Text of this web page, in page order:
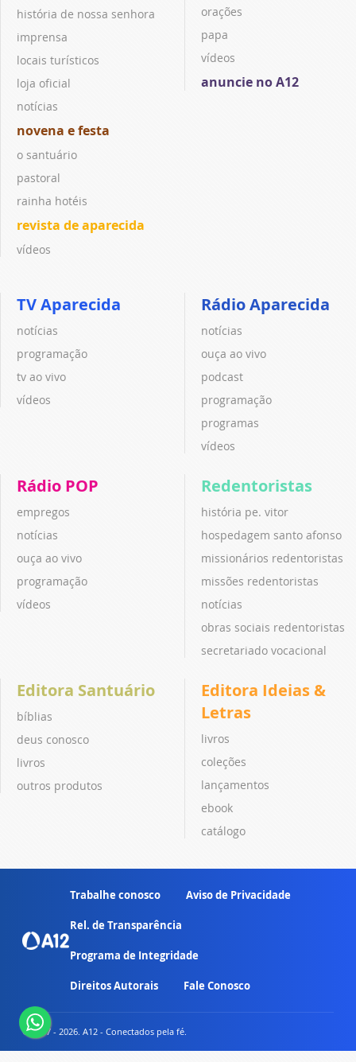
história de nossa senhora
imprensa
locais turísticos
loja oficial
notícias
novena e festa
o santuário
pastoral
rainha hotéis
revista de aparecida
vídeos
orações
papa
vídeos
anuncie no A12
TV Aparecida
notícias
programação
tv ao vivo
vídeos
Rádio Aparecida
notícias
ouça ao vivo
podcast
programação
programas
vídeos
Rádio POP
empregos
notícias
ouça ao vivo
programação
vídeos
Redentoristas
história pe. vitor
hospedagem santo afonso
missionários redentoristas
missões redentoristas
notícias
obras sociais redentoristas
secretariado vocacional
Editora Santuário
bíblias
deus conosco
livros
outros produtos
Editora Ideias &
Letras
livros
coleções
lançamentos
ebook
catálogo
Trabalhe conosco Aviso de Privacidade
Rel. de Transparência
Programa de Integridade
Direitos Autorais Fale Conosco
© 2007 - 2026. A12 - Conectados pela fé.